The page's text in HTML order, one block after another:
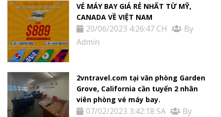
VÉ MÁY BAY GIÁ RẺ NHẤT TỪ MỸ,
CANADA VỀ VIỆT NAM
20/06/2023 4:26:47 CH
By
Admin
2vntravel.com tại văn phòng Garden
Grove, California cần tuyển 2 nhân
viên phòng vé máy bay.
07/02/2023 3:42:18 SA
By